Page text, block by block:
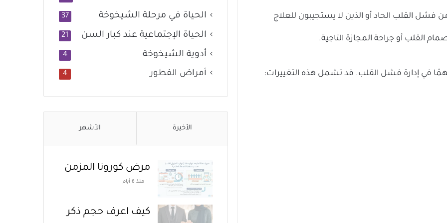
فشل القلب الحاد أو الذين لا يستجيبون للعلاج
القلب أو جراحة المجازة التاجية.
في إدارة فشل القلب. قد تشمل هذه التغييرات:
الحياة في مرحلة الشيخوخة 37
الحياة الإجتماعية عند كبار السن 21
أدوية الشيخوخة 4
أمراض الفطور 4
الأخيرة الأشهر
مرض كورونا المزمن
منذ 6 أيام
كيف اعرف حجم ذكر